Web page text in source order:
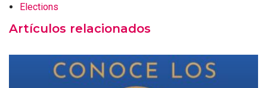
Elections
Artículos relacionados